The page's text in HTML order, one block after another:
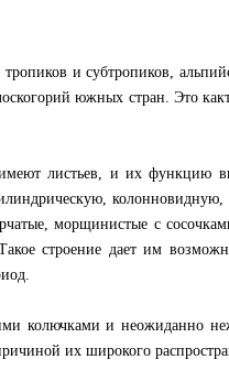
и субтропиков,
южных стран. Это
листьев, и их функцию
морщинистые с
строение дает им
колючками и неожиданно
их широкого